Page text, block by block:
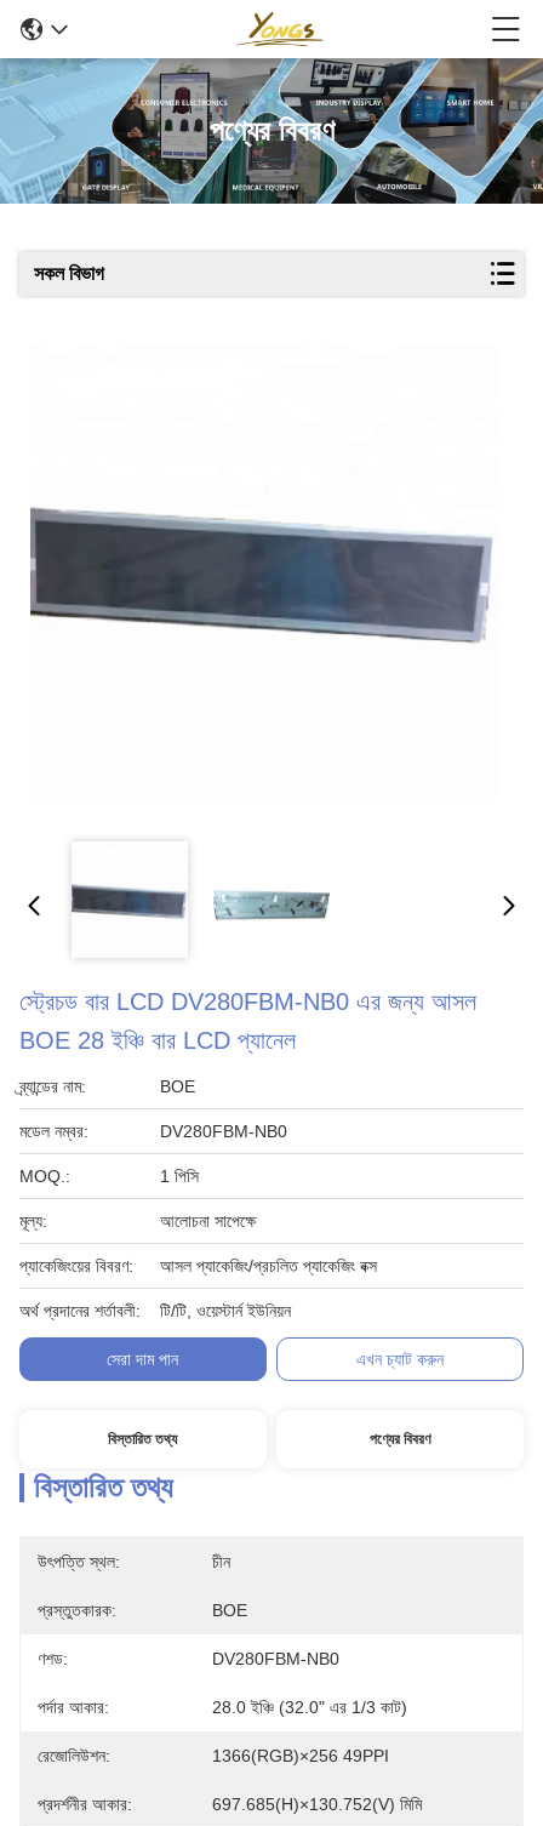
পণ্যের বিবরণ
সকল বিভাগ
স্ট্রেচড বার LCD DV280FBM-NB0 এর জন্য আসল
BOE 28 ইঞ্চি বার LCD প্যানেল
ব্র্যান্ডের নাম: BOE
মডেল নম্বর: DV280FBM-NB0
MOQ.: 1 পিসি
মূল্য: আলোচনা সাপেক্ষে
প্যাকেজিংয়ের বিবরণ: আসল প্যাকেজিং/প্রচলিত প্যাকেজিং বক্স
অর্থ প্রদানের শর্তাবলী: টি/টি, ওয়েস্টার্ন ইউনিয়ন
সেরা দাম পান এখন চ্যাট করুন
বিস্তারিত তথ্য পণ্যের বিবরণ
বিস্তারিত তথ্য
উৎপত্তি স্থল: চীন
প্রস্তুতকারক: BOE
ণশড: DV280FBM-NB0
পর্দার আকার: 28.0 ইঞ্চি (32.0" এর 1/3 কাট)
রেজোলিউশন: 1366(RGB)×256 49PPI
প্রদর্শনীর আকার: 697.685(H)×130.752(V) মিমি